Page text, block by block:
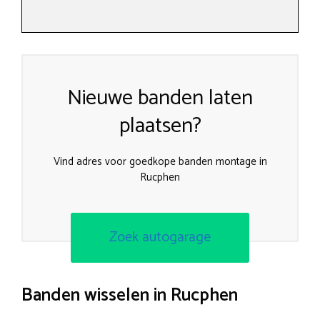
Nieuwe banden laten
plaatsen?
Vind adres voor goedkope banden montage in
Rucphen
Zoek autogarage
Banden wisselen in Rucphen